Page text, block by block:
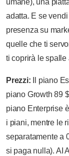
umane), una
adatta. E se
presenza su
quelle che ti
ti coprirà le spalle
Prezzi: Il piano
piano Growth 89
piano Enterprise
i piani, mentre le
separatamente a
si paga nulla). AI